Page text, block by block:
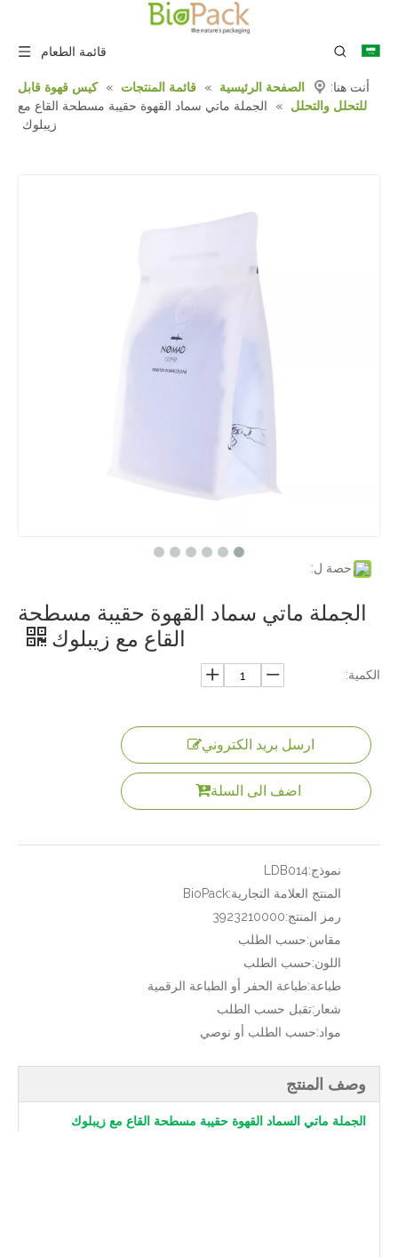
قائمة الطعام
أنت هنا: الصفحة الرئيسية » قائمة المنتجات »
كيس قهوة قابل
للتحلل والتحلل
»
الجملة ماتي سماد القهوة حقيبة مسطحة القاع مع
زيبلوك
حصة ل:
الجملة ماتي سماد القهوة حقيبة مسطحة
القاع مع زيبلوك
الكمية:
ارسل بريد الكتروني
اضف الى السلة
نموذج:LDB014
المنتج العلامة التجارية:BioPack
رمز المنتج:3923210000
مقاس:حسب الطلب
اللون:حسب الطلب
طباعة:طباعة الحفر أو الطباعة الرقمية
شعار:تقبل حسب الطلب
مواد:حسب الطلب أو نوصي
وصف المنتج
الجملة ماتي السماد القهوة حقيبة مسطحة القاع مع زيبلوك